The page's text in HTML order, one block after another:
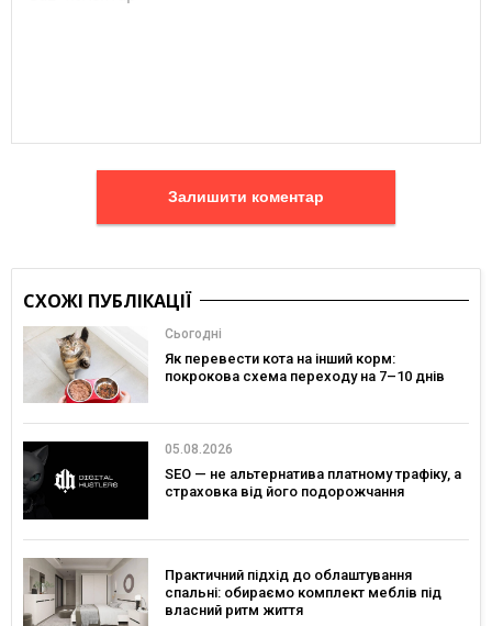
Залишити коментар
СХОЖІ ПУБЛІКАЦІЇ
Сьогодні
Як перевести кота на інший корм:
покрокова схема переходу на 7–10 днів
05.08.2026
SEO — не альтернатива платному трафіку, а
страховка від його подорожчання
Практичний підхід до облаштування
спальні: обираємо комплект меблів під
власний ритм життя